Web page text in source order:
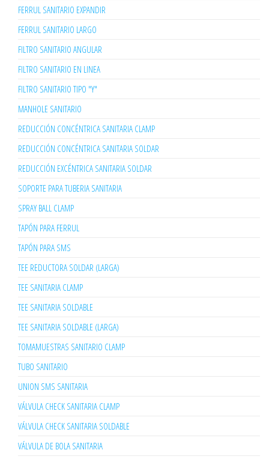
FERRUL SANITARIO EXPANDIR
FERRUL SANITARIO LARGO
FILTRO SANITARIO ANGULAR
FILTRO SANITARIO EN LINEA
FILTRO SANITARIO TIPO "Y"
MANHOLE SANITARIO
REDUCCIÓN CONCÉNTRICA SANITARIA CLAMP
REDUCCIÓN CONCÉNTRICA SANITARIA SOLDAR
REDUCCIÓN EXCÉNTRICA SANITARIA SOLDAR
SOPORTE PARA TUBERIA SANITARIA
SPRAY BALL CLAMP
TAPÓN PARA FERRUL
TAPÓN PARA SMS
TEE REDUCTORA SOLDAR (LARGA)
TEE SANITARIA CLAMP
TEE SANITARIA SOLDABLE
TEE SANITARIA SOLDABLE (LARGA)
TOMAMUESTRAS SANITARIO CLAMP
TUBO SANITARIO
UNION SMS SANITARIA
VÁLVULA CHECK SANITARIA CLAMP
VÁLVULA CHECK SANITARIA SOLDABLE
VÁLVULA DE BOLA SANITARIA